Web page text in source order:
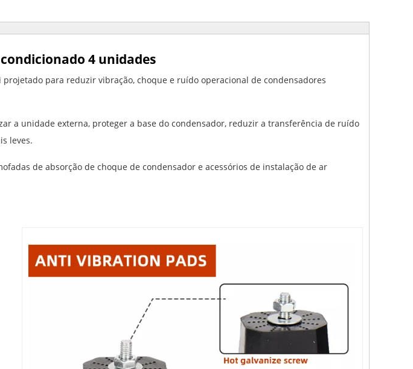
4 unidades
para reduzir vibração, choque e ruído operacional de condensadores
a unidade externa, proteger a base do condensador, reduzir a transferência de ruído
leves.
de absorção de choque de condensador e acessórios de instalação de ar